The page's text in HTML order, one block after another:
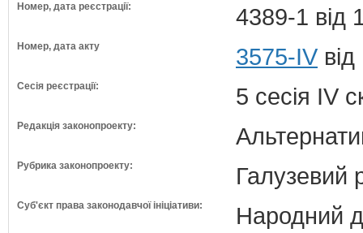
Номер, дата реєстрації: 4389-1 від
Номер, дата акту 3575-IV
Сесія реєстрації: 5 сесія IV
Редакція законопроекту:
Рубрика законопроекту: Галузевий
Суб'єкт права законодавчої ініціативи: Народний